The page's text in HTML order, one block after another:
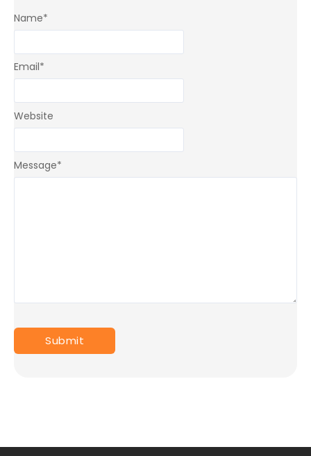
Message*
Name*
Email*
Website